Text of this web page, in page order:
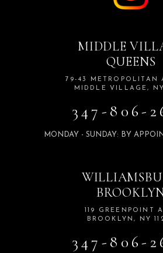
MIDDLE
QUEENS
79-43 METROPOLITAN
MIDDLE VILLAGE, NY
347-806-
MONDAY - SUNDAY: BY
119 GREENPOINT
BROOKLYN, NY
347-806-